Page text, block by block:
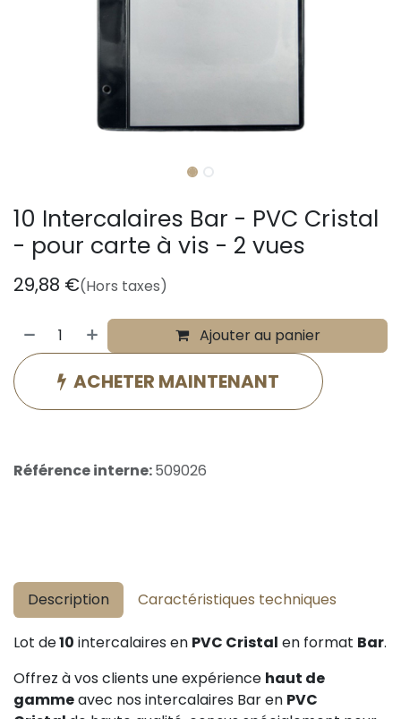
10 Intercalaires Bar - PVC Cristal
- pour carte à vis - 2 vues
29,88 €(Hors taxes)
Ajouter au panier
ACHETER MAINTENANT
Référence interne:509026
Description Caractéristiques techniques
Lot de10 intercalaires en PVC Cristal en format Bar.
Offrez à vos clients une expérience haut de
gammeavec nos intercalaires Bar en PVC